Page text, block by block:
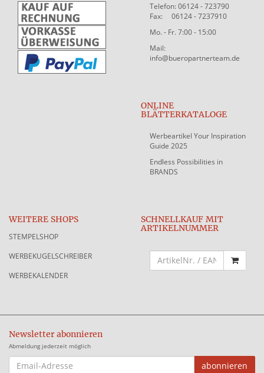
Telefon: 06124 - 723790
Fax: 06124 - 7237910
Mo. - Fr. 7:00 - 15:00
Mail:
info@bueropartnerteam.de
ONLINE
BLÄTTERKATALOGE
Werbeartikel Your Inspiration
Guide 2025
Endless Possibilities in
BRANDS
WEITERE SHOPS
STEMPELSHOP
WERBEKUGELSCHREIBER
WERBEKALENDER
SCHNELLKAUF MIT
ARTIKELNUMMER
Newsletter abonnieren
Abmeldung jederzeit möglich
EMAIL-
ADRESSE
abonnieren